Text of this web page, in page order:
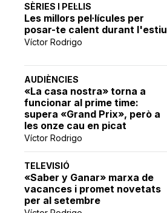
SÈRIES I PEL·LIS
Les millors pel·lícules per
posar-te calent durant l'estiu
Víctor Rodrigo
AUDIÈNCIES
«La casa nostra» torna a
funcionar al prime time:
supera «Grand Prix», però a
les onze cau en picat
Víctor Rodrigo
TELEVISIÓ
«Saber y Ganar» marxa de
vacances i promet novetats
per al setembre